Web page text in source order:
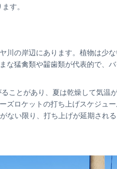
す。
川の岸辺にあります。植物は少
な猛禽類や齧歯類が代表的で、
ことがあり、夏は乾燥して気温
ズロケットの打ち上げスケジュ
ない限り、打ち上げが延期される